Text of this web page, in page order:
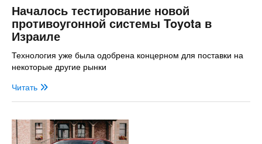
Началось тестирование новой
противоугонной системы Toyota в
Израиле
Технология уже была одобрена концерном для поставки на
некоторые другие рынки
Читать